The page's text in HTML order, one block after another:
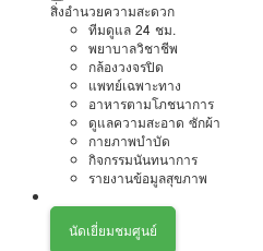
สิ่งอำนวยความสะดวก
ทีมดูแล 24 ชม.
พยาบาลวิชาชีพ
กล้องวงจรปิด
แพทย์เฉพาะทาง
อาหารตามโภชนาการ
ดูแลความสะอาด ซักผ้า
กายภาพบำบัด
กิจกรรมนันทนาการ
รายงานข้อมูลสุขภาพ
นัดเยี่ยมชมศูนย์